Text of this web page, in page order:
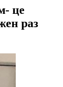
це
раз